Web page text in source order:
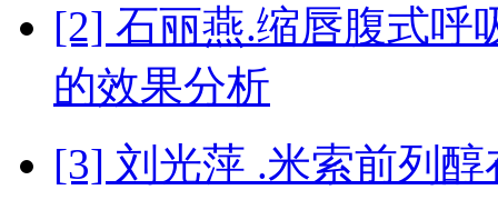
[2] 石丽燕.缩唇腹式呼
的效果分析
[3] 刘光萍 .米索前列